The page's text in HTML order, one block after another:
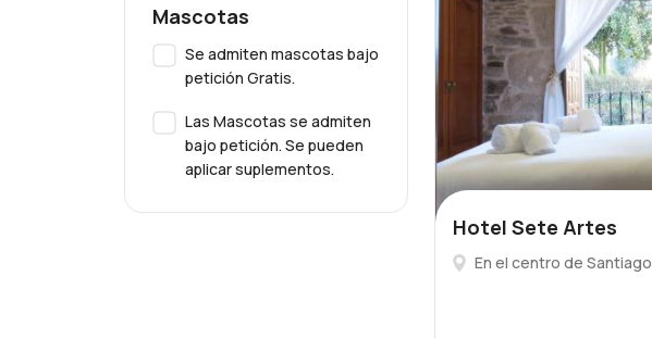
Mascotas
Se admiten mascotas bajo
petición Gratis.
Las Mascotas se admiten
bajo petición. Se pueden
aplicar suplementos.
Hotel Sete Artes
En el centro de